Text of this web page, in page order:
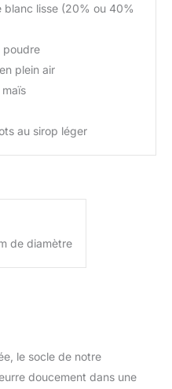
blanc lisse (20% ou 40%
poudre
plein air
au sirop léger
de diamètre
le socle de notre
doucement dans une